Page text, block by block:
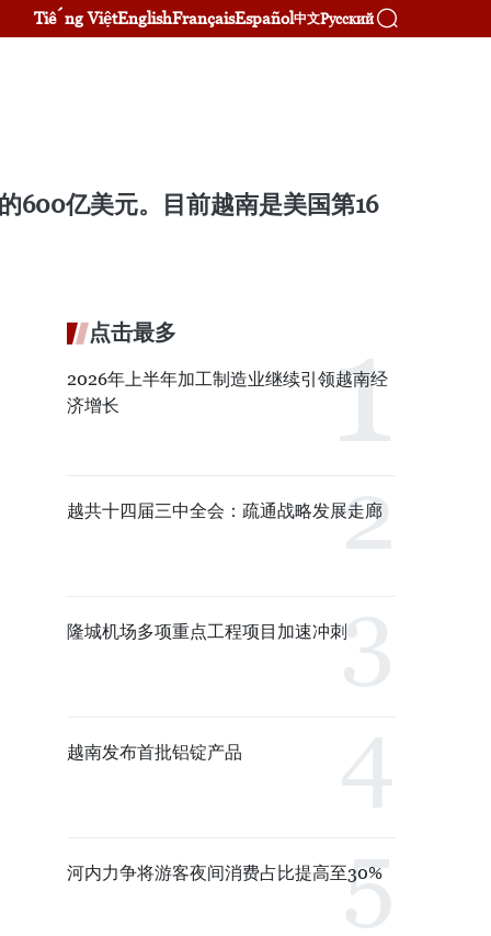
Tiếng ViệtEnglishFrançaisEspañol中文Русский
600亿美元。目前越南是美国第16
点击最多
2026年上半年加工制造业继续引领越南经
济增长
越共十四届三中全会：疏通战略发展走廊
隆城机场多项重点工程项目加速冲刺
越南发布首批铝锭产品
河内力争将游客夜间消费占比提高至30%